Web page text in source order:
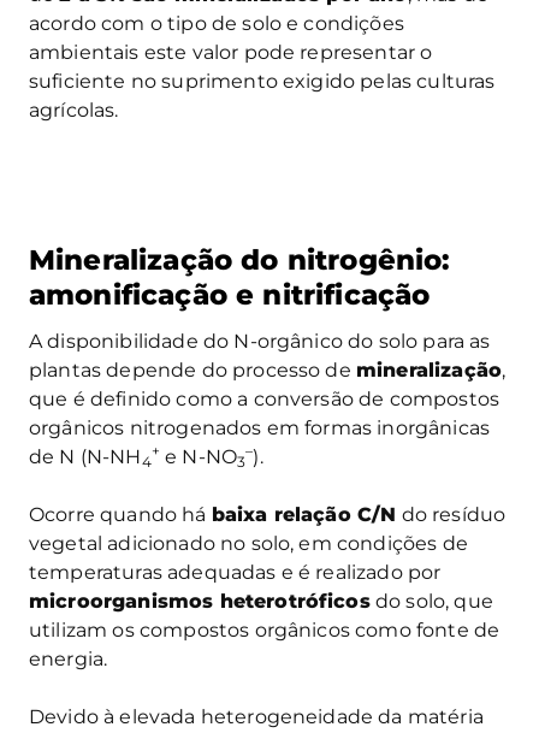
acordo com o tipo de solo e condições
ambientais este valor pode representar o
suficiente no suprimento exigido pelas culturas
agrícolas.
Mineralização do nitrogênio:
amonificação e nitrificação
A disponibilidade do N-orgânico do solo para as
plantas depende do processo de mineralização,
que é definido como a conversão de compostos
orgânicos nitrogenados em formas inorgânicas
de N (N-NH4
+ e N-NO3
–).
Ocorre quando há baixa relação C/N do resíduo
vegetal adicionado no solo, em condições de
temperaturas adequadas e é realizado por
microorganismos heterotróficosdo solo, que
utilizam os compostos orgânicos como fonte de
energia.
Devido à elevada heterogeneidade da matéria